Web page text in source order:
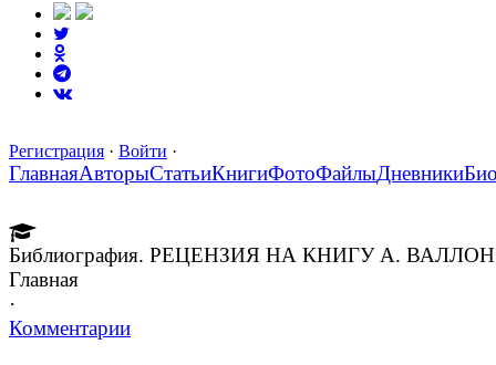
Регистрация · Войти ·
ГлавнаяАвторыСтатьиКнигиФотоФайлыДневники
Библиография. РЕЦЕНЗИЯ НА КНИГУ А.
Главная
·
Комментарии